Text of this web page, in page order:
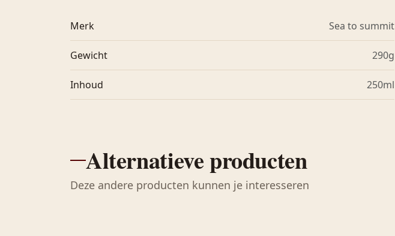
Merk Sea to summit
Gewicht 290g
Inhoud 250ml
Alternatieve producten
Deze andere producten kunnen je interesseren